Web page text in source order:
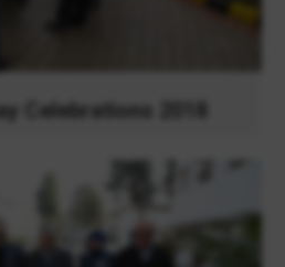
Celebrations 2018